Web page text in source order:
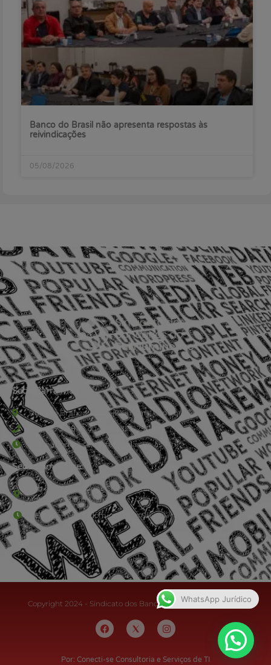
Banco do Brasil não apresenta respostas às
reivindicações
05/08/2026
Sede Barra Mansa
Rua Rio Branco, nº107 (2º andar), Centro - Cep: 27.330-030
(24) 3323-2848 ou (24) 3323-2500
De segunda à sexta-feira , das 9h às 17h.
Sede Campestre:
Estrada Governador Chagas Freitas – 3.780 – Colônia Santo
Antônio – Barra Mansa
De terça-feira a domingo, das 9h às 17h
Copyright 2024 - Sindicato dos Bancários do Sul Fluminense
Por: Conecti-se Consultoria e Serviços de TI
WhatsApp Jurídico